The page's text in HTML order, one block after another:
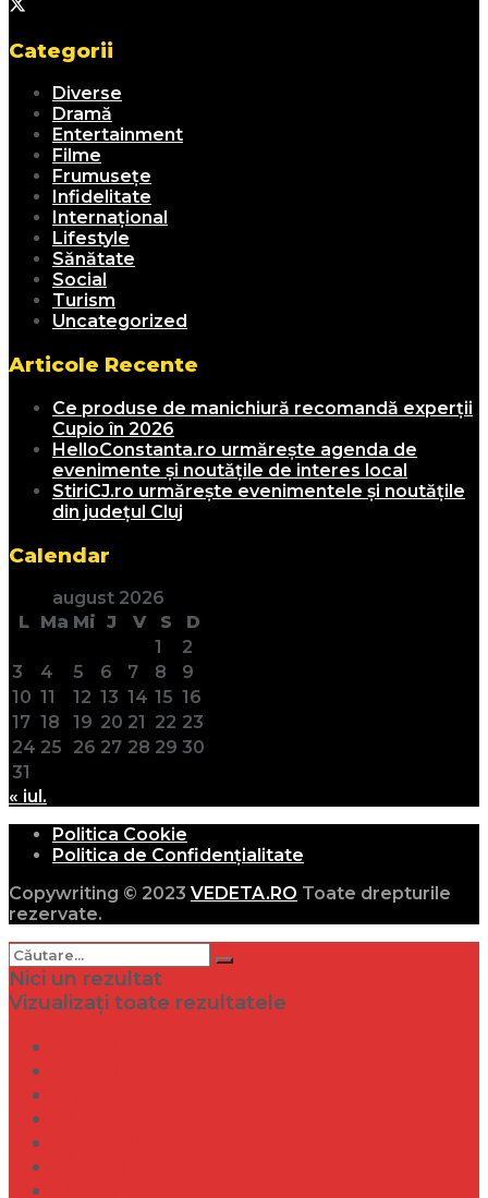
Categorii
Diverse
Dramă
Entertainment
Filme
Frumusețe
Infidelitate
Internațional
Lifestyle
Sănătate
Social
Turism
Uncategorized
Articole Recente
Ce produse de manichiură recomandă experții
Cupio în 2026
HelloConstanta.ro urmărește agenda de
evenimente și noutățile de interes local
StiriCJ.ro urmărește evenimentele și noutățile
din județul Cluj
Calendar
august 2026
L Ma Mi J V S
D
1
2
3
4 5 6 7 8
9
10 11 12 13 14 15 16
17 18 19 20 21 22 23
24 25 26 27 28 29 30
31
« iul.
Politica Cookie
Politica de Confidențialitate
Copywriting © 2023 VEDETA.RO Toate drepturile
rezervate.
Nici un rezultat
Vizualizați toate rezultatele